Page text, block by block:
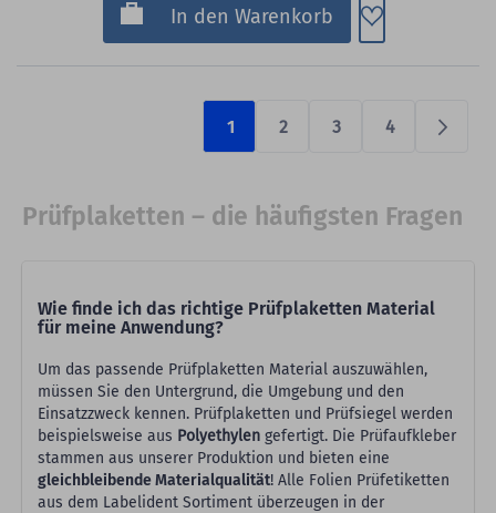
In den Warenkorb Zum
1 2 3 4
Prüfplaketten – die häufigsten Fragen
Wie finde ich das richtige Prüfplaketten Material
für meine Anwendung?
Um das passende Prüfplaketten Material auszuwählen,
müssen Sie den Untergrund, die Umgebung und den
Einsatzzweck kennen. Prüfplaketten und Prüfsiegel werden
beispielsweise aus Polyethylen gefertigt. Die Prüfaufkleber
stammen aus unserer Produktion und bieten eine
gleichbleibende Materialqualität! Alle Folien Prüfetiketten
aus dem Labelident Sortiment überzeugen in der